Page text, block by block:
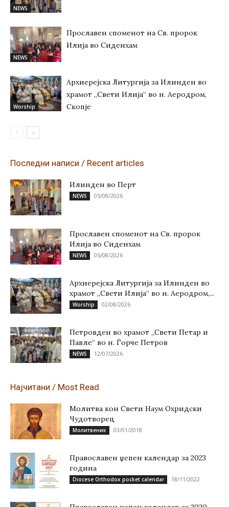
NEWS
NEWS
Прославен споменот на Св. пророк
Илија во Сиденхам
Worship
Архиерејска Литургија за Илинден во
храмот „Свети Илија“ во н. Аеродром,
Скопје
Последни написи / Recent articles
Илинден во Перт
NEWS 05/08/2026
Прославен споменот на Св. пророк
Илија во Сиденхам
NEWS 05/08/2026
Архиерејска Литургија за Илинден во
храмот „Свети Илија“ во н. Аеродром,...
Worship 02/08/2026
Петровден во храмот „Свети Петар и
Павле“ во н. Ѓорче Петров
NEWS 12/07/2026
Најчитани / Most Read
Молитва кон Свети Наум Охридски
Чудотворец
Молитвеник 03/01/2018
Православен џепен календар за 2023
година
Diocese Orthodox pocket calendar 18/11/2022